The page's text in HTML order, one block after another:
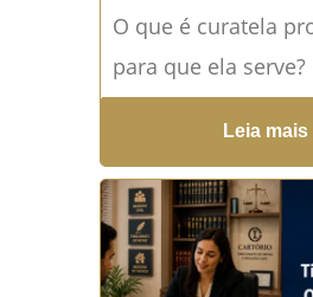
O que é curatela
para que ela serve?
provisória é uma
judicial urgente
proteger uma
mais →
Leia mais